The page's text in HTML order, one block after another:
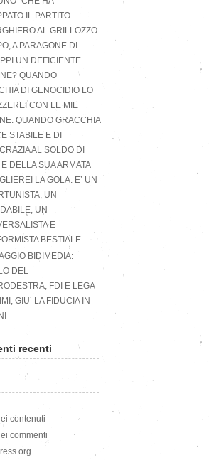
IL PARTITO
AL GRILLOZZO
A PARAGONE DI
UN DEFICIENTE
QUANDO
DI GENOCIDIO LO
CON LE MIE
QUANDO GRACCHIA
STABILE E DI
AL SOLDO DI
DELLA SUA ARMATA
LA GOLA: E’ UN
UN
UN
E
BESTIALE.
BIDIMEDIA:
DEL
FDI E LEGA
GIU’ LA FIDUCIA IN
recenti
contenuti
commenti